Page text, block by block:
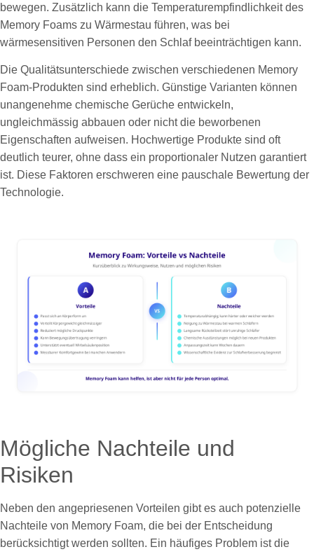
bewegen. Zusätzlich kann die Temperaturempfindlichkeit des
Memory Foams zu Wärmestau führen, was bei
wärmesensitiven Personen den Schlaf beeinträchtigen kann.
Die Qualitätsunterschiede zwischen verschiedenen Memory
Foam-Produkten sind erheblich. Günstige Varianten können
unangenehme chemische Gerüche entwickeln,
ungleichmässig abbauen oder nicht die beworbenen
Eigenschaften aufweisen. Hochwertige Produkte sind oft
deutlich teurer, ohne dass ein proportionaler Nutzen garantiert
ist. Diese Faktoren erschweren eine pauschale Bewertung der
Technologie.
Mögliche Nachteile und
Risiken
Neben den angepriesenen Vorteilen gibt es auch potenzielle
Nachteile von Memory Foam, die bei der Entscheidung
berücksichtigt werden sollten. Ein häufiges Problem ist die